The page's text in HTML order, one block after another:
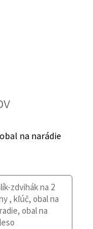
na narádie
zdvihák na 2
, kľúč, obal na
obal na